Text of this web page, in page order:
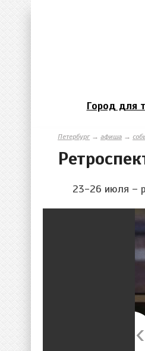
Город для
Петербург→ афиша →
23-26 июля –